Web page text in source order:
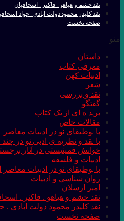
نقد خشم و هیاهو . فاکنر . اسحاقیان
نقد کلیدر محمود دولت ابادی . جواد
صفحه نخست
منو
داستان
معرفی کتاب
ادبیات کهن
شعر
نقد و بررسی
گفتگو
برید ه ای از یک کتاب
مقالات خاص
با بوطیقای نو در ادبیات معاصر
با نقد و نظریه ی ادبی نو در
خوانش فمینیستی در آثار
ادبیات و فلسفه
با بوطیقای نو در ادبیات معاصر
روان شناسی و ادبیات
امیر ارسلان
نقد خشم و هیاهو . فاکنر .
نقد کلیدر محمود دولت ابادی .
صفحه نخست